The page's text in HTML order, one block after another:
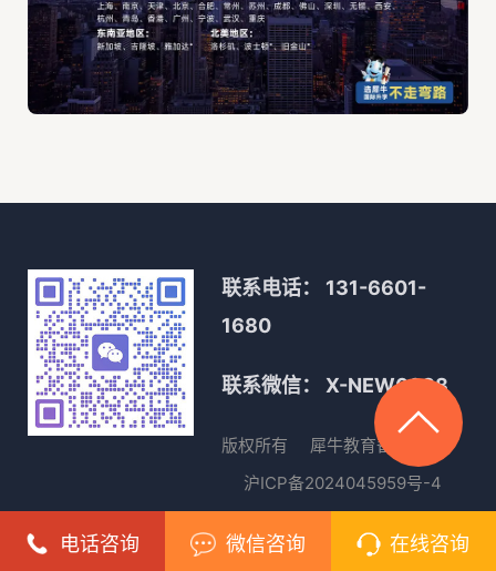
联系电话： 131-6601-
1680
联系微信： X-NEW0088
版权所有 犀牛教育备案号
沪ICP备2024045959号-4
号
电话咨询 微信咨询 在线咨询